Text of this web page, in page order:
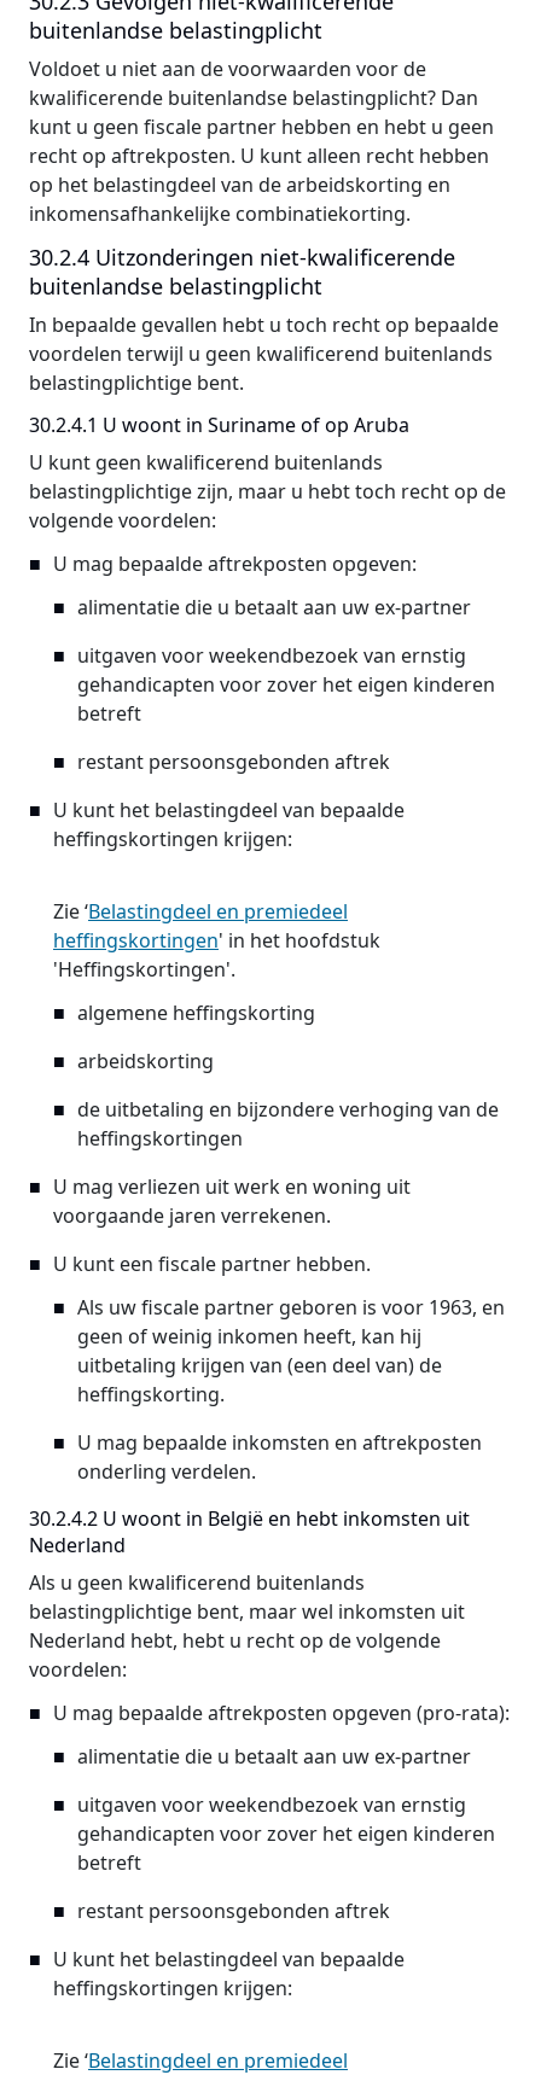
buitenlandse belastingplicht
Voldoet u niet aan de voorwaarden voor de
kwalificerende buitenlandse belastingplicht? Dan
kunt u geen fiscale partner hebben en hebt u geen
recht op aftrekposten. U kunt alleen recht hebben
op het belastingdeel van de arbeidskorting en
inkomensafhankelijke combinatiekorting.
30.2.4 Uitzonderingen niet-kwalificerende
buitenlandse belastingplicht
In bepaalde gevallen hebt u toch recht op bepaalde
voordelen terwijl u geen kwalificerend buitenlands
belastingplichtige bent.
30.2.4.1 U woont in Suriname of op Aruba
U kunt geen kwalificerend buitenlands
belastingplichtige zijn, maar u hebt toch recht op de
volgende voordelen:
U mag bepaalde aftrekposten opgeven:
alimentatie die u betaalt aan uw ex-partner
uitgaven voor weekendbezoek van ernstig
gehandicapten voor zover het eigen kinderen
betreft
restant persoonsgebonden aftrek
U kunt het belastingdeel van bepaalde
heffingskortingen krijgen:
Zie ‘Belastingdeel en premiedeel
heffingskortingen' in het hoofdstuk
'Heffingskortingen'.
algemene heffingskorting
arbeidskorting
de uitbetaling en bijzondere verhoging van de
heffingskortingen
U mag verliezen uit werk en woning uit
voorgaande jaren verrekenen.
U kunt een fiscale partner hebben.
Als uw fiscale partner geboren is voor 1963, en
geen of weinig inkomen heeft, kan hij
uitbetaling krijgen van (een deel van) de
heffingskorting.
U mag bepaalde inkomsten en aftrekposten
onderling verdelen.
30.2.4.2 U woont in België en hebt inkomsten uit
Nederland
Als u geen kwalificerend buitenlands
belastingplichtige bent, maar wel inkomsten uit
Nederland hebt, hebt u recht op de volgende
voordelen:
U mag bepaalde aftrekposten opgeven (pro-rata):
alimentatie die u betaalt aan uw ex-partner
uitgaven voor weekendbezoek van ernstig
gehandicapten voor zover het eigen kinderen
betreft
restant persoonsgebonden aftrek
U kunt het belastingdeel van bepaalde
heffingskortingen krijgen:
Zie ‘Belastingdeel en premiedeel